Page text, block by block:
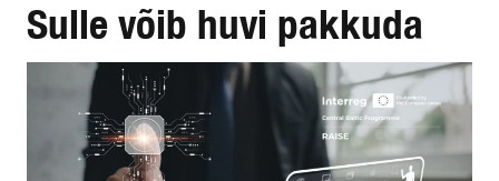
Sulle võib huvi pakkuda